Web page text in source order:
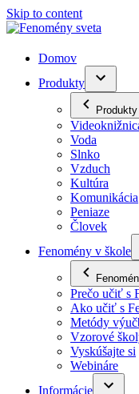
Skip to content
Domov
Produkty
Produkty
Voda
Slnko
Vzduch
Kultúra
Komunikácia
Peniaze
Človek
Fenomény v škole
Prečo učiť s
Ako učiť s
Metódy
Vzorové
Vyskúšajte si
Webináre
Informácie